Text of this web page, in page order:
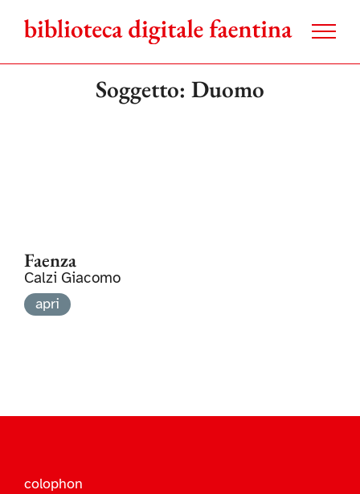
contenuto
Soggetto: Duomo
Faenza
Calzi Giacomo
apri
colophon